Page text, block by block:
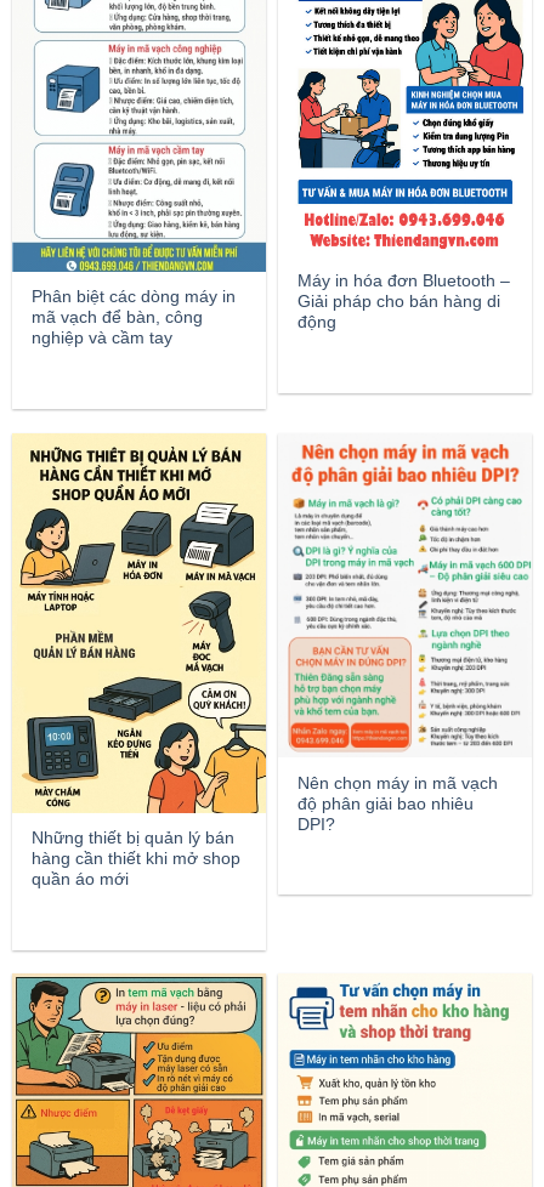
Phân biệt các dòng máy in
mã vạch để bàn, công
nghiệp và cầm tay
Máy in hóa đơn Bluetooth –
Giải pháp cho bán hàng di
động
Những thiết bị quản lý bán
hàng cần thiết khi mở shop
quần áo mới
Nên chọn máy in mã vạch
độ phân giải bao nhiêu
DPI?